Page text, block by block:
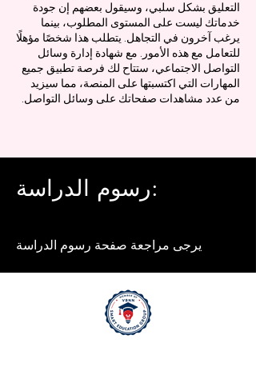
التعليق بشكل سلبي، وسيقول بعضهم إن جودة
خدماتك ليست على المستوى المطلوب، بينما
يرغب آخرون في التجاهل. يتطلب هذا شخصًا مؤهلًا
للتعامل مع هذه الأمور. مع شهادة إدارة وسائل
التواصل الاجتماعي، ستتاح لك فرصة تطبيق جميع
المهارات التي اكتسبتها على المنصة، مما سيزيد
من عدد مشاهدات صفحاتك على وسائل التواصل.
رسوم الدراسة:
يرجى مراجعة صفحة رسوم الدراسة